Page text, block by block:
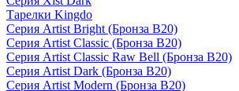
Тарелки Kingdo
Серия Artist Bright (Бронза B20)
Серия Artist Classic (Бронза B20)
Серия Artist Classic Raw Bell (Бронза B20)
Серия Artist Dark (Бронза B20)
Серия Artist Modern (Бронза B20)